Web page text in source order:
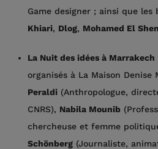
Game designer ; ainsi que les
Khiari, Dlog, Mohamed El
La Nuit des idées à Marrakech
organisés à La Maison Denise
Peraldi (Anthropologue,
CNRS), Nabila Mounib
chercheuse et femme
Schönberg (Journaliste,